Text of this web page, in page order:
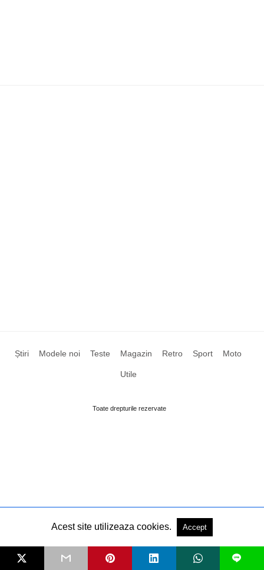
Știri Modele noi Teste Magazin Retro Sport Moto
Utile
Toate drepturile rezervate
Acest site utilizeaza cookies. Accept